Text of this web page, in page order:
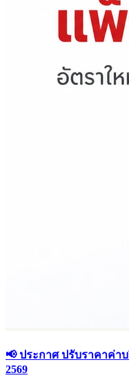
📢 ประกาศ ปรับราคาค่า
2569